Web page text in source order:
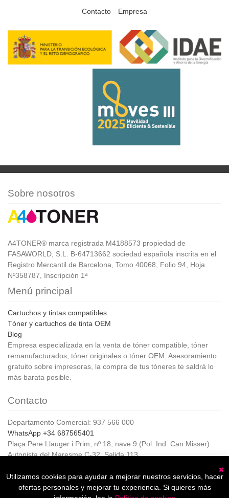
Contacto
Empresa
Sobre nosotros
A4TONER® marca registrada M4188573 propiedad de
FASAWORLD, S.L. B-64713662 sociedad española inscrita en el
Registro Mercantil de Barcelona, Tomo 40068, Folio 94, Hoja
Nº358787, Inscripción 1ª
Menú principal
Cartuchos y tintas compatibles
Tóner y cartuchos de tinta OEM
Blog
Empresa especializada en la venta de tóner compatible, tóner
remanufacturados, tóner originales o tóner OEM. Asesoramiento
gratuito sobre impresoras, la compra de tus tóneres te saldrá lo
más barata posible.
Contacto
Departamento Comercial: 937 566 000
WhatsApp +34 687565401
Plaça Pere Llauger i Prim, nº 18, nave 9 (Pol. Ind. Can Misser)
Autopista del Maresme C-32, Salida 113
Horario de Atención al cliente:
De lunes a jueves de 8:00 a 17:00,
Utilizamos cookies para ayudar a mejorar nuestros servicios, hacer
ofertas personales y mejorar tu experiencia. Si quieres más